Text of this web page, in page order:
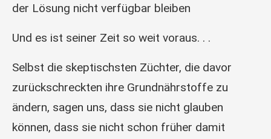
der Lösung nicht verfügbar bleiben
Und es ist seiner Zeit so weit voraus. . .
Selbst die skeptischsten Züchter, die davor
zurückschreckten ihre Grundnährstoffe zu
ändern, sagen uns, dass sie nicht glauben
können, dass sie nicht schon früher damit